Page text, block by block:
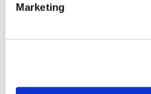
Marketing